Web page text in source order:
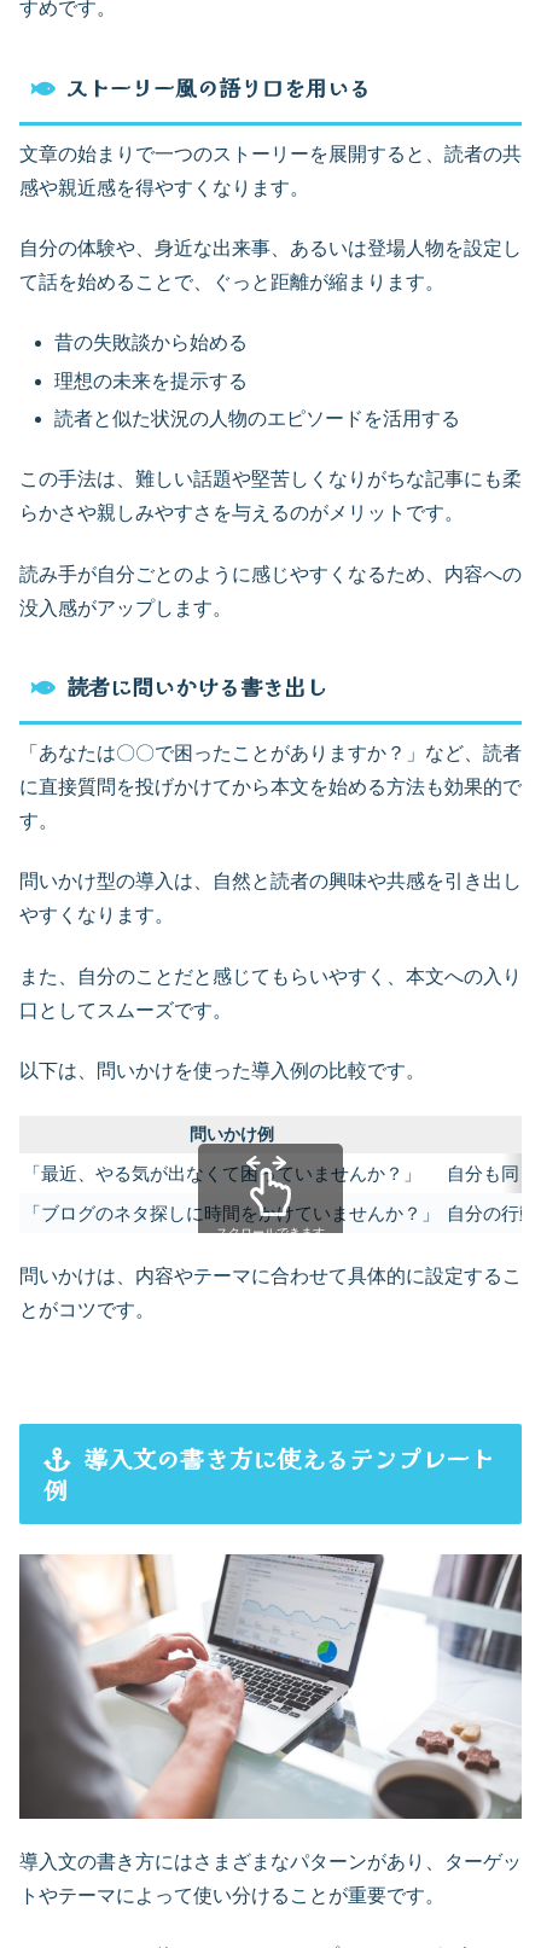
すめです。
ストーリー風の語り口を用いる
文章の始まりで一つのストーリーを展開すると、読者の共
感や親近感を得やすくなります。
自分の体験や、身近な出来事、あるいは登場人物を設定し
て話を始めることで、ぐっと距離が縮まります。
昔の失敗談から始める
理想の未来を提示する
読者と似た状況の人物のエピソードを活用する
この手法は、難しい話題や堅苦しくなりがちな記事にも柔
らかさや親しみやすさを与えるのがメリットです。
読み手が自分ごとのように感じやすくなるため、内容への
没入感がアップします。
読者に問いかける書き出し
「あなたは〇〇で困ったことがありますか？」など、読者
に直接質問を投げかけてから本文を始める方法も効果的で
す。
問いかけ型の導入は、自然と読者の興味や共感を引き出し
やすくなります。
また、自分のことだと感じてもらいやすく、本文への入り
口としてスムーズです。
以下は、問いかけを使った導入例の比較です。
問いかけ例
「最近、やる気が出なくて困っていませんか？」
自分も同
「ブログのネタ探しに時間をかけていませんか？」
自分の行
スクロールできます
問いかけは、内容やテーマに合わせて具体的に設定するこ
とがコツです。
導入文の書き方に使えるテンプレート
例
導入文の書き方にはさまざまなパターンがあり、ターゲッ
トやテーマによって使い分けることが重要です。